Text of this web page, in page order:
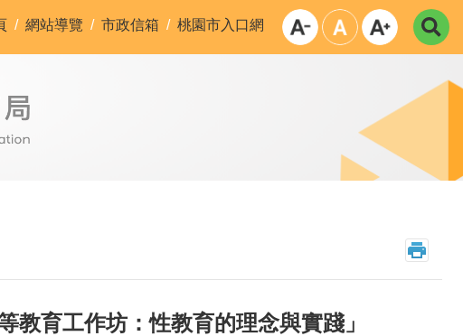
網站導覽 市政信箱 桃園市入口網
育工作坊：性教育的理念與實踐」